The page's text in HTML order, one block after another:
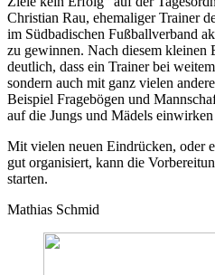
Christian Rau, ehemaliger Trainer
im Südbadischen Fußballverband
zu gewinnen. Nach diesem kleinen
deutlich, dass ein Trainer bei
sondern auch mit ganz vielen
Beispiel Fragebögen und
auf die Jungs und Mädels
Mit vielen neuen Eindrücken, oder
gut organisiert, kann die
starten.
Mathias Schmid